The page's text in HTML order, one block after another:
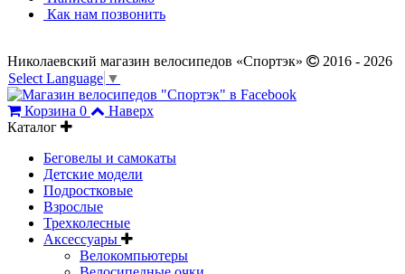
Как нам позвонить
Николаевский магазин велосипедов «Спортэк»
2016 - 2026
Select Language ▼
Корзина 0
Наверх
Каталог
Беговелы и самокаты
Детские модели
Подростковые
Взрослые
Трехколесные
Аксессуары
Велокомпьютеры